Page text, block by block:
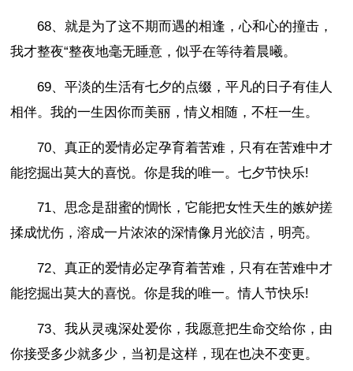
68、就是为了这不期而遇的相逢，心和心的撞击，
我才整夜“整夜地毫无睡意，似乎在等待着晨曦。
69、平淡的生活有七夕的点缀，平凡的日子有佳人
相伴。我的一生因你而美丽，情义相随，不枉一生。
70、真正的爱情必定孕育着苦难，只有在苦难中才
能挖掘出莫大的喜悦。你是我的唯一。七夕节快乐!
71、思念是甜蜜的惆怅，它能把女性天生的嫉妒搓
揉成忧伤，溶成一片浓浓的深情像月光皎洁，明亮。
72、真正的爱情必定孕育着苦难，只有在苦难中才
能挖掘出莫大的喜悦。你是我的唯一。情人节快乐!
73、我从灵魂深处爱你，我愿意把生命交给你，由
你接受多少就多少，当初是这样，现在也决不变更。